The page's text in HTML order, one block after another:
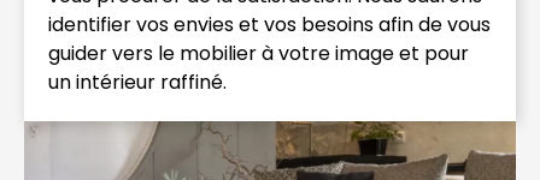
identifier vos envies et vos besoins afin de vous
guider vers le mobilier à votre image et pour
un intérieur raffiné.